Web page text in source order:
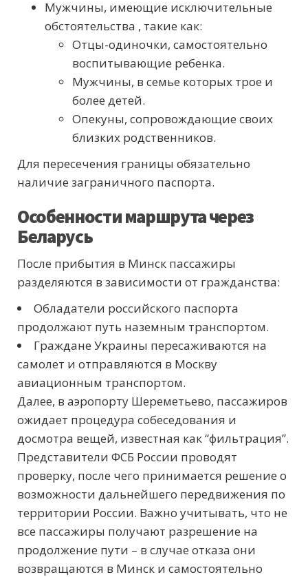
Мужчины, имеющие исключительные
обстоятельства , такие как:
Отцы-одиночки, самостоятельно
воспитывающие ребенка.
Мужчины, в семье которых трое и
более детей.
Опекуны, сопровождающие своих
близких родственников.
Для пересечения границы обязательно
наличие заграничного паспорта.
Особенности маршрута через
Беларусь
После прибытия в Минск пассажиры
разделяются в зависимости от гражданства:
Обладатели российского паспорта
продолжают путь наземным транспортом.
Граждане Украины пересаживаются на
самолет и отправляются в Москву
авиационным транспортом.
Далее, в аэропорту Шереметьево, пассажиров
ожидает процедура собеседования и
досмотра вещей, известная как “фильтрация”.
Представители ФСБ России проводят
проверку, после чего принимается решение о
возможности дальнейшего передвижения по
территории России. Важно учитывать, что не
все пассажиры получают разрешение на
продолжение пути – в случае отказа они
возвращаются в Минск и самостоятельно